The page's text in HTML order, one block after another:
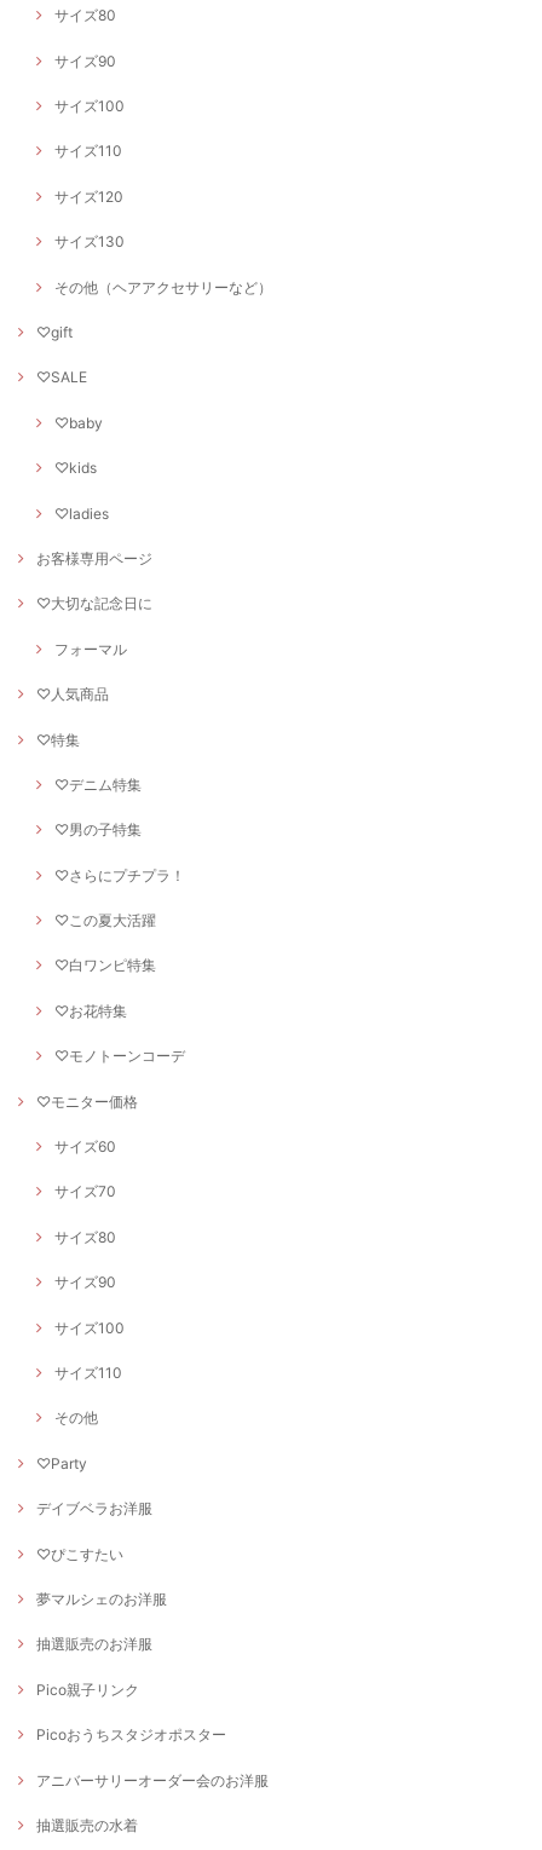
サイズ80
サイズ90
サイズ100
サイズ110
サイズ120
サイズ130
その他（ヘアアクセサリーなど）
♡gift
♡SALE
♡baby
♡kids
♡ladies
お客様専用ページ
♡大切な記念日に
フォーマル
♡人気商品
♡特集
♡デニム特集
♡男の子特集
♡さらにプチプラ！
♡この夏大活躍
♡白ワンピ特集
♡お花特集
♡モノトーンコーデ
♡モニター価格
サイズ60
サイズ70
サイズ80
サイズ90
サイズ100
サイズ110
その他
♡Party
デイブベラお洋服
♡ぴこすたい
夢マルシェのお洋服
抽選販売のお洋服
Pico親子リンク
Picoおうちスタジオポスター
アニバーサリーオーダー会のお洋服
抽選販売の水着